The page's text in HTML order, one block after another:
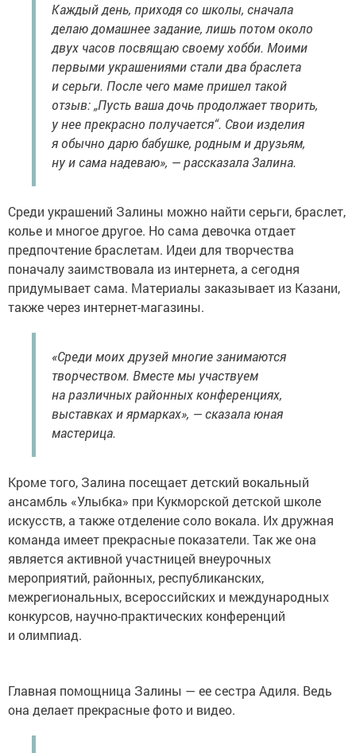
Каждый день, приходя со школы, сначала
делаю домашнее задание, лишь потом около
двух часов посвящаю своему хобби. Моими
первыми украшениями стали два браслета
и серьги. После чего маме пришел такой
отзыв: „Пусть ваша дочь продолжает творить,
у нее прекрасно получается“. Свои изделия
я обычно дарю бабушке, родным и друзьям,
ну и сама надеваю», — рассказала Залина.
Среди украшений Залины можно найти серьги, браслет,
колье и многое другое. Но сама девочка отдает
предпочтение браслетам. Идеи для творчества
поначалу заимствовала из интернета, а сегодня
придумывает сама. Материалы заказывает из Казани,
также через интернет-магазины.
«Среди моих друзей многие занимаются
творчеством. Вместе мы участвуем
на различных районных конференциях,
выставках и ярмарках», — сказала юная
мастерица.
Кроме того, Залина посещает детский вокальный
ансамбль «Улыбка» при Кукморской детской школе
искусств, а также отделение соло вокала. Их дружная
команда имеет прекрасные показатели. Так же она
является активной участницей внеурочных
мероприятий, районных, республиканских,
межрегиональных, всероссийских и международных
конкурсов, научно-практических конференций
и олимпиад.
Главная помощница Залины — ее сестра Адиля. Ведь
она делает прекрасные фото и видео.